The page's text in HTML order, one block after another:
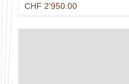
CHF 2'950.00